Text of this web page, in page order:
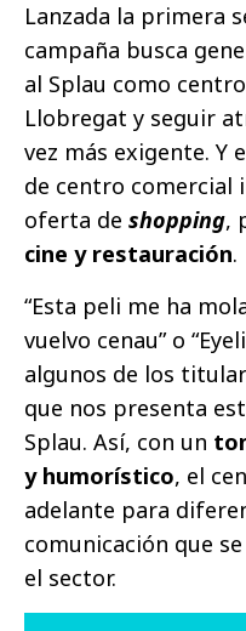
Lanzada la primera
campaña busca
al Splau como
Llobregat y seguir
vez más exigente. Y
de centro comercial
oferta de shopping,
cine y restauración.
“Esta peli me ha
vuelvo cenau” o
algunos de los
que nos presenta
Splau. Así, con un
y humorístico, el
adelante para
comunicación que
el sector.